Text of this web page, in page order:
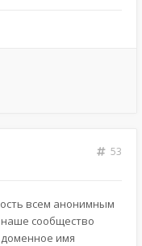
53
всем анонимным
сообщество
имя